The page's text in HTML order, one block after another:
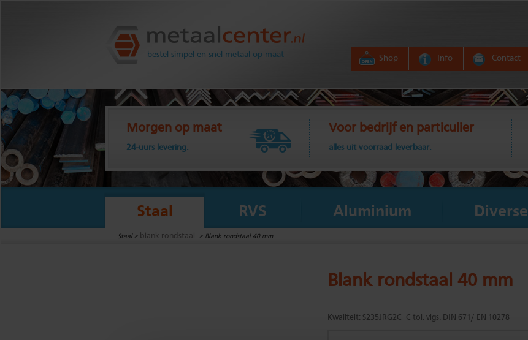
Metaalcenter.nl
bestel simpel en snel metaal op maat Shop Info Contact
Morgen op maat
24-uurs levering.
Voor bedrijf en particulier
alles uit voorraad leverbaar.
Staal RVS Aluminium Diverse
Staal > blank rondstaal > Blank rondstaal 40 mm
Blank rondstaal 40 mm
Kwaliteit: S235JRG2C+C tol. vlgs. DIN 671/ EN 10278